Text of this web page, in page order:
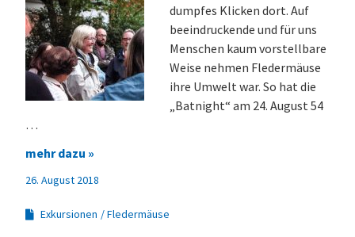
dumpfes Klicken dort. Auf
beeindruckende und für uns
Menschen kaum vorstellbare
Weise nehmen Fledermäuse
ihre Umwelt war. So hat die
„Batnight“ am 24. August 54
…
mehr dazu »
26. August 2018
Exkursionen Fledermäuse